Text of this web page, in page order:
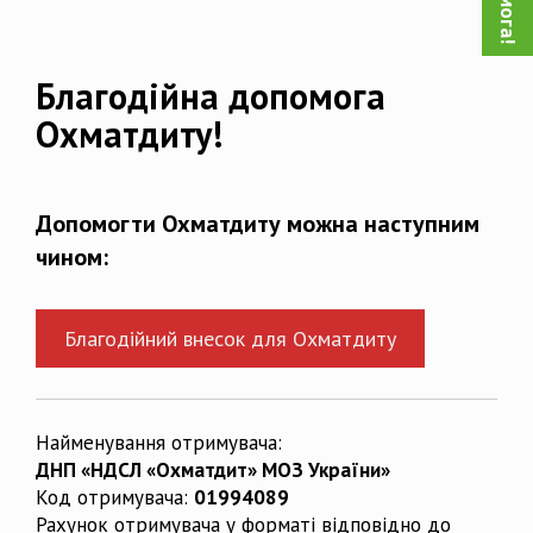
Благодійна допомога
Охматдиту!
Допомогти Охматдиту можна наступним
чином:
Благодійний внесок для Охматдиту
Найменування отримувача:
ДНП «НДСЛ «Охматдит» МОЗ України»
Код отримувача: 01994089
Рахунок отримувача у форматі відповідно до